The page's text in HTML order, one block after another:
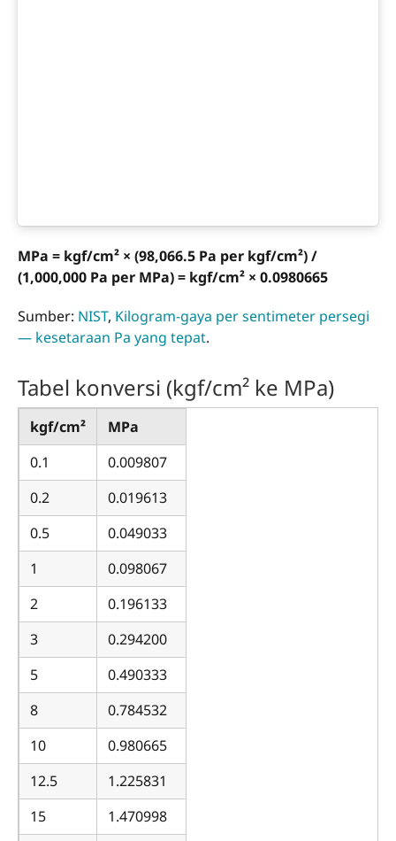
MPa = kgf/cm² × (98,066.5 Pa per kgf/cm²) /
(1,000,000 Pa per MPa) = kgf/cm² × 0.0980665
Sumber: NIST, Kilogram-gaya per sentimeter persegi
— kesetaraan Pa yang tepat.
Tabel konversi (kgf/cm² ke MPa)
kgf/cm²
MPa
0.1
0.009807
0.2
0.019613
0.5
0.049033
1
0.098067
2
0.196133
3
0.294200
5
0.490333
8
0.784532
10
0.980665
12.5
1.225831
15
1.470998